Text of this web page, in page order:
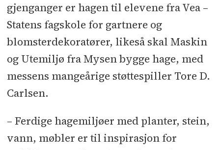
gjenganger er hagen til elevene fra Vea –
Statens fagskole for gartnere og
blomsterdekoratører, likeså skal Maskin
og Utemiljø fra Mysen bygge hage, med
messens mangeårige støttespiller Tore D.
Carlsen.
– Ferdige hagemiljøer med planter, stein,
vann, møbler er til inspirasjon for